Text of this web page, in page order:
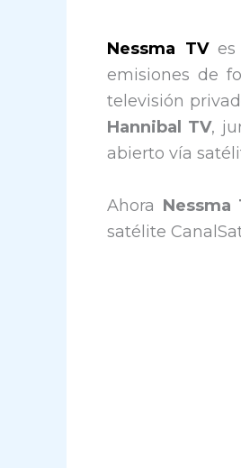
Nessma TVes
emisiones de
televisión
Hannibal TV,
abierto vía
Ahora Nessma
satélite